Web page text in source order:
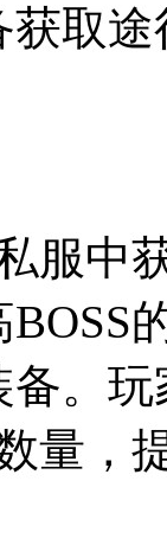
取
服中
。
量，